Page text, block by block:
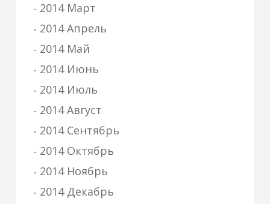
2014 Март
2014 Апрель
2014 Май
2014 Июнь
2014 Июль
2014 Август
2014 Сентябрь
2014 Октябрь
2014 Ноябрь
2014 Декабрь